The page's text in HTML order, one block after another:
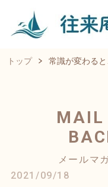
トップ 常識が変わる
MAIL
メールマ
2021/09/18